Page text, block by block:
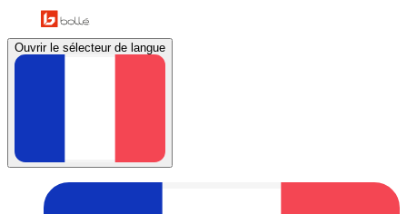
Ouvrir le sélecteur de langue